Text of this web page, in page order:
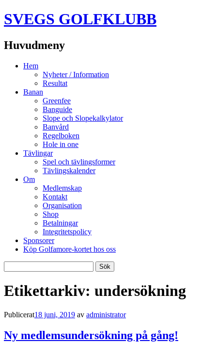
SVEGS GOLFKLUBB
Huvudmeny
HoppaHem
Nyheter / Information
Resultat
Banan
Greenfee
Banguide
Slope och Slopekalkylator
Banvård
Regelboken
Hole in one
Tävlingar
Spel och tävlingsformer
Tävlingskalender
Om
Medlemskap
Kontakt
Organisation
Shop
Betalningar
Integritetspolicy
Sponsorer
Köp Golfamore-kortet hos oss
efter:
Etikettarkiv: undersökning
Publicerat18 juni, 2019 av administrator
Ny medlemsundersökning på gång!